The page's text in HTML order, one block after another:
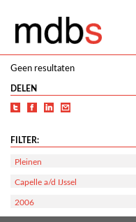
Geen resultaten
DELEN
FILTER:
Pleinen
Capelle a/d IJssel
2006